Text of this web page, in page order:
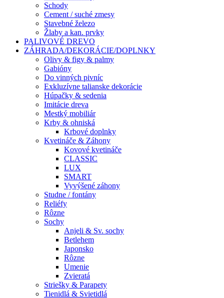
Schody
Cement / suché zmesy
Stavebné železo
Žlaby a kan. prvky
PALIVOVÉ DREVO
ZÁHRADA/DEKORÁCIE/DOPLNKY
Olivy & figy & palmy
Gabióny
Do vinných pivníc
Exkluzívne talianske dekorácie
Húpačky & sedenia
Imitácie dreva
Mestký mobiliár
Krby & ohniská
Krbové doplnky
Kvetináče & Záhony
Kovové kvetináče
CLASSIC
LUX
SMART
Vyvýšené záhony
Studne / fontány
Reliéfy
Rôzne
Sochy
Anjeli & Sv. sochy
Betlehem
Japonsko
Rôzne
Umenie
Zvieratá
Striešky & Parapety
Tienidlá & Svietidlá